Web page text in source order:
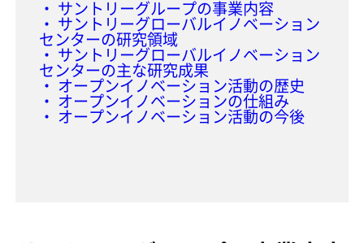
・ サントリーグループの事業内容
・ サントリーグローバルイノベーション
センターの研究領域
・ サントリーグローバルイノベーション
センターの主な研究成果
・ オープンイノベーション活動の歴史
・ オープンイノベーションの仕組み
・ オープンイノベーション活動の今後